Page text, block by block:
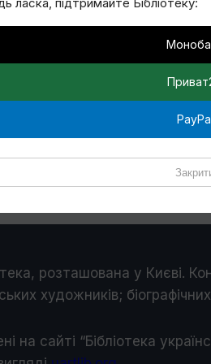
не мав ні зустрічів, ні
розташована у Києві.
художників;
на сайті “Бібліотека